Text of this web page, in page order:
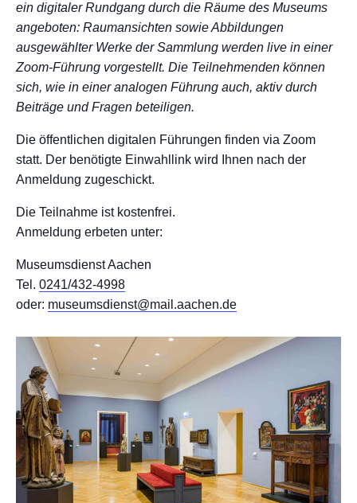
ein digitaler Rundgang durch die Räume des Museums
angeboten: Raumansichten sowie Abbildungen
ausgewählter Werke der Sammlung werden live in einer
Zoom-Führung vorgestellt. Die Teilnehmenden können
sich, wie in einer analogen Führung auch, aktiv durch
Beiträge und Fragen beteiligen.
Die öffentlichen digitalen Führungen finden via Zoom
statt. Der benötigte Einwahllink wird Ihnen nach der
Anmeldung zugeschickt.
Die Teilnahme ist kostenfrei.
Anmeldung erbeten unter:
Museumsdienst Aachen
Tel. 0241/432-4998
oder: museumsdienst@mail.aachen.de